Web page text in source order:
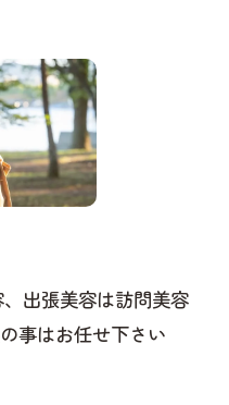
、出張美容は訪問美容
事はお任せ下さい